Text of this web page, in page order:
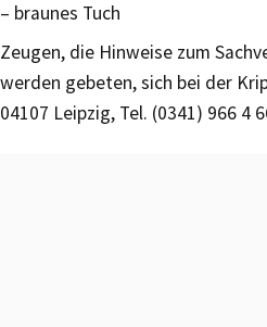
– braunes Tuch
Zeugen, die Hinweise zum
werden gebeten, sich bei der
04107 Leipzig, Tel. (0341) 966 4